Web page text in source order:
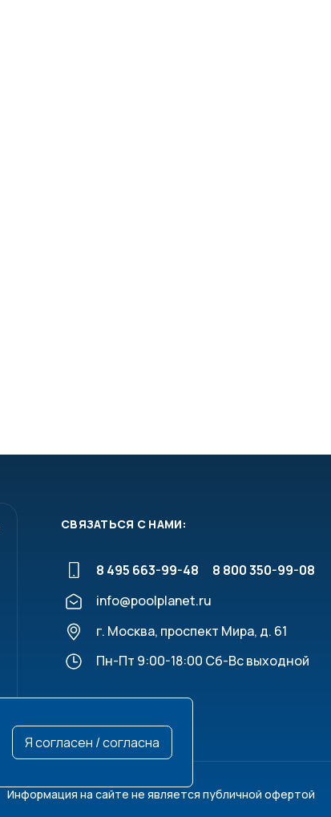
СВЯЗАТЬСЯ С НАМИ:
8 495 663-99-48
8 800 350-99-08
info@poolplanet.ru
г. Москва, проспект Мира, д. 61
Пн-Пт 9:00-18:00 Сб-Вс выходной
Информация на сайте не является публичной офертой
Я согласен / согласна